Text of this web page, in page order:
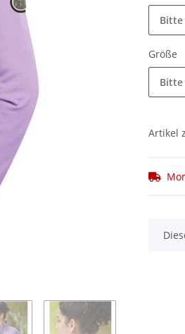
Bitte
Größe
Bitte
Artikel
x